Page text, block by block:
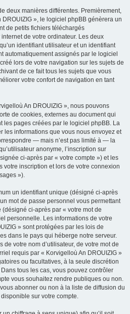
deux manières différentes. Premièrement,
», le logiciel phpBB génèrera un
de petits fichiers téléchargés
de votre ordinateur. Les deux
identifiant utilisateur et un identifiant
automatiquement assignés par le logiciel
lors de votre navigation sur les sujets de
de ce fait tous les sujets que vous
votre confort de navigation en tant
An DROUIZIG », nous pouvons
de cookies, externes au document qui
les pages créées par le logiciel phpBB. La
les informations que vous nous envoyez et
— mais n’est pas limité à — la
anonyme, l’inscription sur
ci-après par « votre compte ») et les
votre inscription et lors de votre connexion
»).
un identifiant unique (désigné ci-après
mot de passe personnel vous permettant
ci-après par « votre mot de
personnelle. Les informations de votre
» sont protégées par les lois de
dans le pays qui héberge notre serveur.
de votre nom d’utilisateur, de votre mot de
requis par « Korvigelloù An DROUIZIG »
ou facultatives, à la seule discrétion
tous les cas, vous pouvez contrôler
vous souhaitez rendre publiques ou non.
abonner ou non à la liste de diffusion du
sur votre compte.